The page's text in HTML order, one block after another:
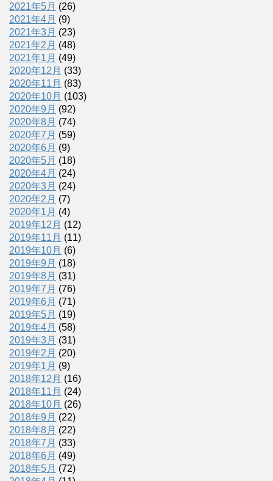
2021年5月 (26)
2021年4月 (9)
2021年3月 (23)
2021年2月 (48)
2021年1月 (49)
2020年12月 (33)
2020年11月 (83)
2020年10月 (103)
2020年9月 (92)
2020年8月 (74)
2020年7月 (59)
2020年6月 (9)
2020年5月 (18)
2020年4月 (24)
2020年3月 (24)
2020年2月 (7)
2020年1月 (4)
2019年12月 (12)
2019年11月 (11)
2019年10月 (6)
2019年9月 (18)
2019年8月 (31)
2019年7月 (76)
2019年6月 (71)
2019年5月 (19)
2019年4月 (58)
2019年3月 (31)
2019年2月 (20)
2019年1月 (9)
2018年12月 (16)
2018年11月 (24)
2018年10月 (26)
2018年9月 (22)
2018年8月 (22)
2018年7月 (33)
2018年6月 (49)
2018年5月 (72)